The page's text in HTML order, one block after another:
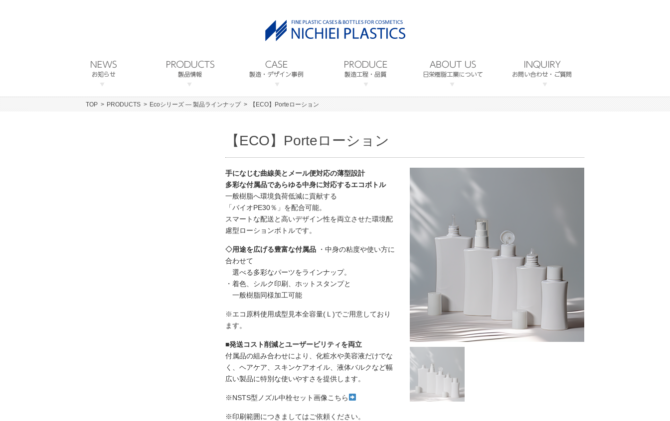
TOP PRODUCTS Ecoシリーズ ― 製品ラインナップ 【ECO】Porteローション
【ECO】Porteローション
手になじむ曲線美とメール便対応の薄型設計
多彩な付属品であらゆる中身に対応するエコボトル
一般樹脂へ環境負荷低減に貢献する
「バイオPE30％」を配合可能。
スマートな配送と高いデザイン性を両立させた環境配
慮型ローションボトルです。
◇用途を広げる豊富な付属品 ・中身の粘度や使い方に
合わせて
選べる多彩なパーツをラインナップ。
・着色、シルク印刷、ホットスタンプと
一般樹脂同様加工可能
※エコ原料使用成型見本全容量(Ｌ)でご用意しており
ます。
■発送コスト削減とユーザービリティを両立
付属品の組み合わせにより、化粧水や美容液だけでな
く、ヘアケア、スキンケアオイル、液体バルクなど幅
広い製品に特別な使いやすさを提供します。
※NSTS型ノズル中栓セット画像こちら
※印刷範囲につきましてはご依頼ください。